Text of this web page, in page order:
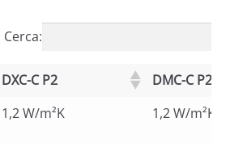
Cerca:
DXC-C P2
DMC-C P2
1,2 W/m²K 1,2 W/m²K